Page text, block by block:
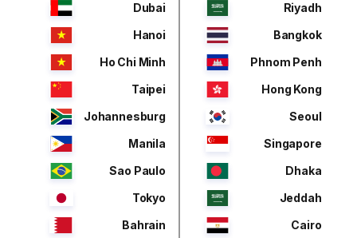
Riyadh
Dubai
Bangkok
Hanoi
Phnom Penh
Ho Chi Minh
Hong Kong
Taipei
Seoul
Johannesburg
Singapore
Manila
Dhaka
Sao Paulo
Jeddah
Tokyo
Cairo
Bahrain